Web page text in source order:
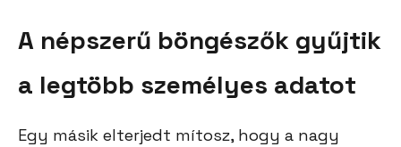
A népszerű böngészők gyűjtik
a legtöbb személyes adatot
Egy másik elterjedt mítosz, hogy a nagy